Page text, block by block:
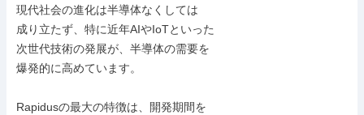
現代社会の進化は半導体なくしては
成り立たず、特に近年AIやIoTといった
次世代技術の発展が、半導体の需要を
爆発的に高めています。
Rapidusの最大の特徴は、開発期間を